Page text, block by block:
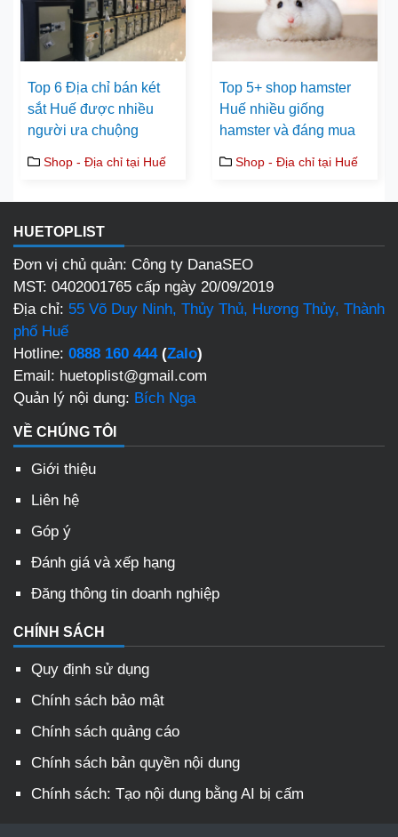
Top 6 Địa chỉ bán két
sắt Huế được nhiều
người ưa chuộng
Shop - Địa chỉ tại Huế
Top 5+ shop hamster
Huế nhiều giống
hamster và đáng mua
Shop - Địa chỉ tại Huế
HUETOPLIST
Đơn vị chủ quản: Công ty DanaSEO
MST: 0402001765 cấp ngày 20/09/2019
Địa chỉ: 55 Võ Duy Ninh, Thủy Thủ, Hương Thủy, Thành
phố Huế
Hotline: 0888 160 444(Zalo)
Email: huetoplist@gmail.com
Quản lý nội dung: Bích Nga
VỀ CHÚNG TÔI
Giới thiệu
Liên hệ
Góp ý
Đánh giá và xếp hạng
Đăng thông tin doanh nghiệp
CHÍNH SÁCH
Quy định sử dụng
Chính sách bảo mật
Chính sách quảng cáo
Chính sách bản quyền nội dung
Chính sách: Tạo nội dung bằng AI bị cấm